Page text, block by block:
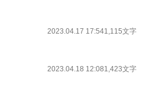
2023.04.17 17:541,115文字
2023.04.18 12:081,423文字